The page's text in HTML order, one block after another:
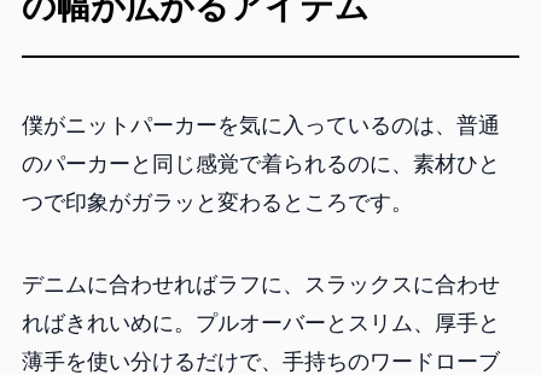
僕がニットパーカーを気に入っているのは、普通
のパーカーと同じ感覚で着られるのに、素材ひと
つで印象がガラッと変わるところです。
デニムに合わせればラフに、スラックスに合わせ
ればきれいめに。プルオーバーとスリム、厚手と
薄手を使い分けるだけで、手持ちのワードローブ